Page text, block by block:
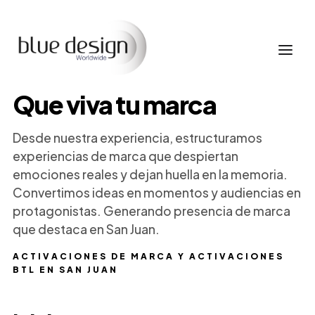
ACTIVACIONES DE MARCA Y ACTIVACIONES
BTL EN SAN JUAN
Que viva tu marca
Desde nuestra experiencia, estructuramos
experiencias de marca que despiertan
emociones reales y dejan huella en la memoria.
Convertimos ideas en momentos y audiencias en
protagonistas. Generando presencia de marca
que destaca en San Juan.